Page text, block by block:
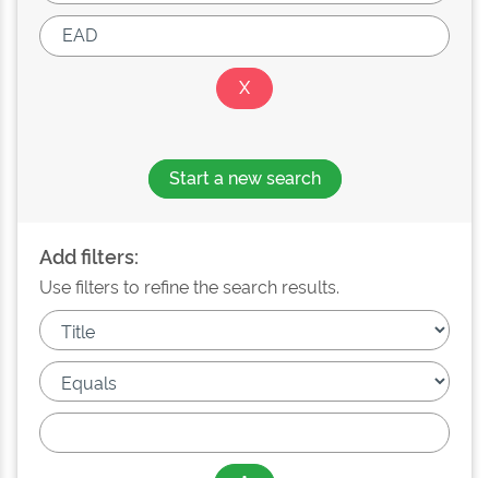
Start a new search
Add filters:
Use filters to refine the search results.